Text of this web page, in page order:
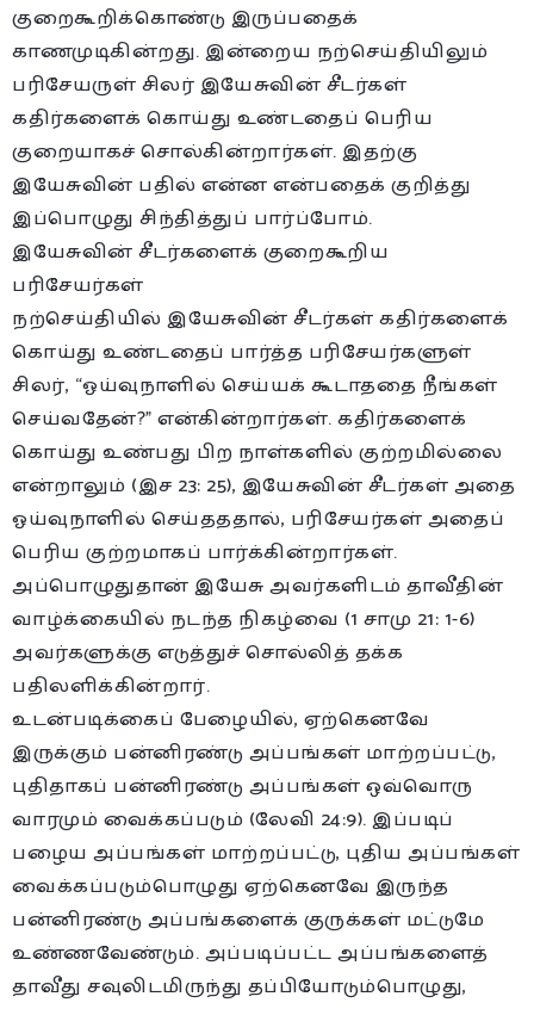
குறைகூறிக்கொண்டு இருப்பதைக்
காணமுடிகின்றது. இன்றைய நற்செய்தியிலும்
பரிசேயருள் சிலர் இயேசுவின் சீடர்கள்
கதிர்களைக் கொய்து உண்டதைப் பெரிய
குறையாகச் சொல்கின்றார்கள். இதற்கு
இயேசுவின் பதில் என்ன என்பதைக் குறித்து
இப்பொழுது சிந்தித்துப் பார்ப்போம்.
இயேசுவின் சீடர்களைக் குறைகூறிய
பரிசேயர்கள்
நற்செய்தியில் இயேசுவின் சீடர்கள் கதிர்களைக்
கொய்து உண்டதைப் பார்த்த பரிசேயர்களுள்
சிலர், “ஓய்வுநாளில் செய்யக் கூடாததை நீங்கள்
செய்வதேன்?” என்கின்றார்கள். கதிர்களைக்
கொய்து உண்பது பிற நாள்களில் குற்றமில்லை
என்றாலும் (இச 23: 25), இயேசுவின் சீடர்கள் அதை
ஓய்வுநாளில் செய்தததால், பரிசேயர்கள் அதைப்
பெரிய குற்றமாகப் பார்க்கின்றார்கள்.
அப்பொழுதுதான் இயேசு அவர்களிடம் தாவீதின்
வாழ்க்கையில் நடந்த நிகழ்வை (1 சாமு 21: 1-6)
அவர்களுக்கு எடுத்துச் சொல்லித் தக்க
பதிலளிக்கின்றார்.
உடன்படிக்கைப் பேழையில், ஏற்கெனவே
இருக்கும் பன்னிரண்டு அப்பங்கள் மாற்றப்பட்டு,
புதிதாகப் பன்னிரண்டு அப்பங்கள் ஒவ்வொரு
வாரமும் வைக்கப்படும் (லேவி 24:9). இப்படிப்
பழைய அப்பங்கள் மாற்றப்பட்டு, புதிய அப்பங்கள்
வைக்கப்படும்பொழுது ஏற்கெனவே இருந்த
பன்னிரண்டு அப்பங்களைக் குருக்கள் மட்டுமே
உண்ணவேண்டும். அப்படிப்பட்ட அப்பங்களைத்
தாவீது சவுலிடமிருந்து தப்பியோடும்பொழுது,